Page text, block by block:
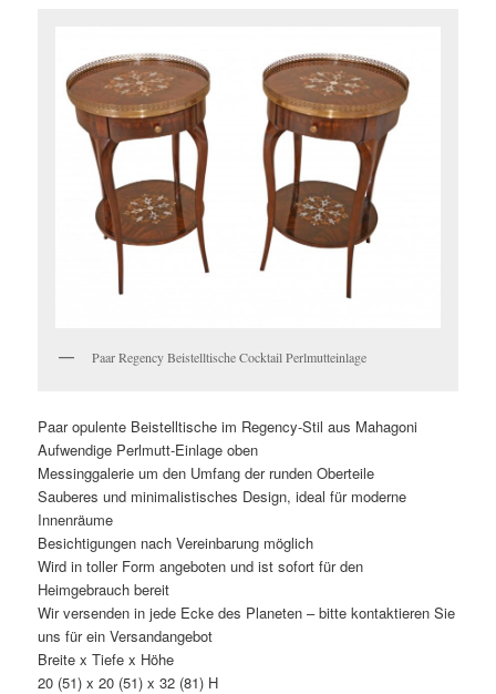
Paar Regency Beistelltische Cocktail Perlmutteinlage
Paar opulente Beistelltische im Regency-Stil aus Mahagoni
Aufwendige Perlmutt-Einlage oben
Messinggalerie um den Umfang der runden Oberteile
Sauberes und minimalistisches Design, ideal für moderne
Innenräume
Besichtigungen nach Vereinbarung möglich
Wird in toller Form angeboten und ist sofort für den
Heimgebrauch bereit
Wir versenden in jede Ecke des Planeten – bitte kontaktieren Sie
uns für ein Versandangebot
Breite x Tiefe x Höhe
20 (51) x 20 (51) x 32 (81) H